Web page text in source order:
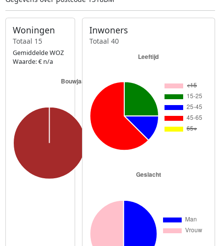
Woningen
Totaal 15
Gemiddelde WOZ
Waarde: € n/a
Inwoners
Totaal 40